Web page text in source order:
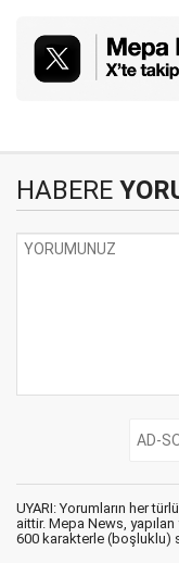
HABERE
UYARI: Yorumların her
aittir. Mepa News,
600 karakterle (boşluklu)